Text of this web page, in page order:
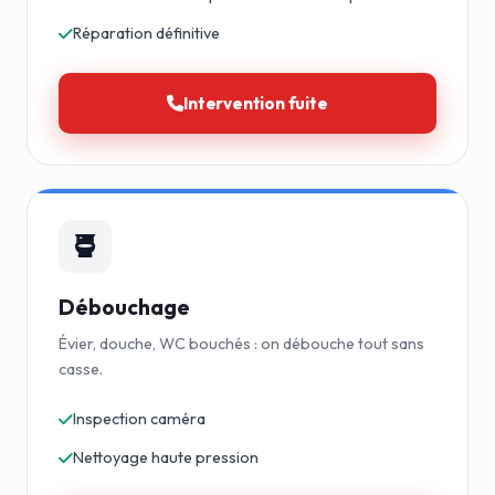
Réparation définitive
Intervention fuite
Débouchage
Évier, douche, WC bouchés : on débouche tout sans
casse.
Inspection caméra
Nettoyage haute pression